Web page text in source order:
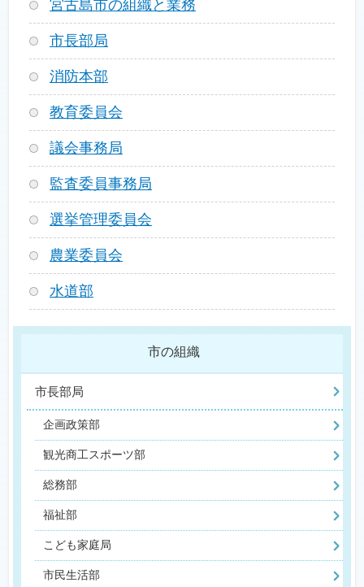
宮古島市の組織と業務
市長部局
消防本部
教育委員会
議会事務局
監査委員事務局
選挙管理委員会
農業委員会
水道部
市の組織
市長部局
企画政策部
観光商工スポーツ部
総務部
福祉部
こども家庭局
市民生活部